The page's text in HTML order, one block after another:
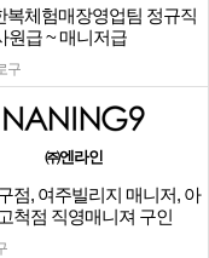
복체험매장영업팀 정규직
원급 ~ 매니저급
구
㈜엔라인
점, 여주빌리지 매니저, 아
척점 직영매니져 구인